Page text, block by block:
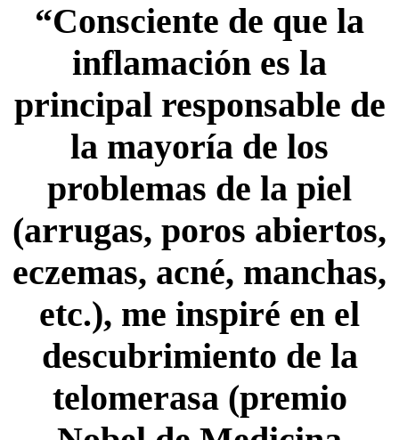
“Consciente de que la
inflamación es la
principal responsable de
la mayoría de los
problemas de la piel
(arrugas, poros abiertos,
eczemas, acné, manchas,
etc.), me inspiré en el
descubrimiento de la
telomerasa (premio